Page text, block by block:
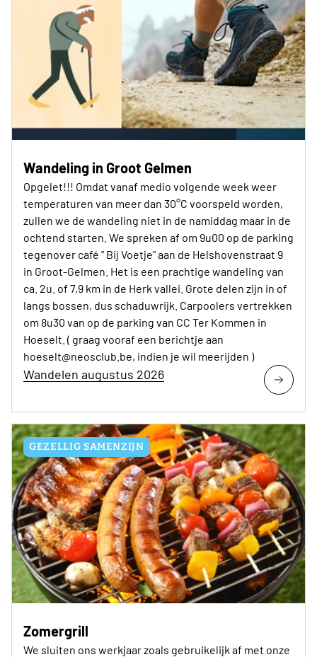
Wandeling in Groot Gelmen
Opgelet!!! Omdat vanaf medio volgende week weer
temperaturen van meer dan 30°C voorspeld worden,
zullen we de wandeling niet in de namiddag maar in de
ochtend starten. We spreken af om 9u00 op de parking
tegenover café " Bij Voetje" aan de Helshovenstraat 9
in Groot-Gelmen. Het is een prachtige wandeling van
ca. 2u. of 7,9 km in de Herk vallei. Grote delen zijn in of
langs bossen, dus schaduwrijk. Carpoolers vertrekken
om 8u30 van op de parking van CC Ter Kommen in
Hoeselt. ( graag vooraf een berichtje aan
hoeselt@neosclub.be, indien je wil meerijden )
Wandelen augustus 2026
GEZELLIG SAMENZIJN
Zomergrill
We sluiten ons werkjaar zoals gebruikelijk af met onze